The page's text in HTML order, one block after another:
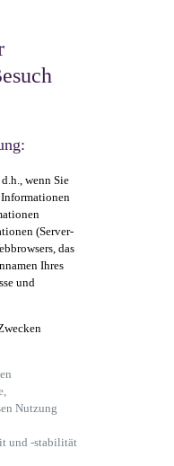
wenn Sie
(Server-
das
Ihres
und
Nutzung
und -stabilität